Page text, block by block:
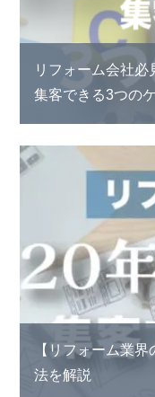
リフォーム会社必
集客できる3つの
【リフォーム業
法を解説